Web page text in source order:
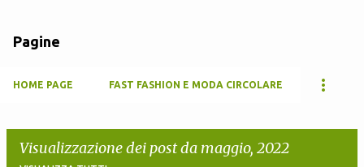
Pagine
HOME PAGE FAST FASHION E MODA CIRCOLARE
Visualizzazione dei post da maggio, 2022